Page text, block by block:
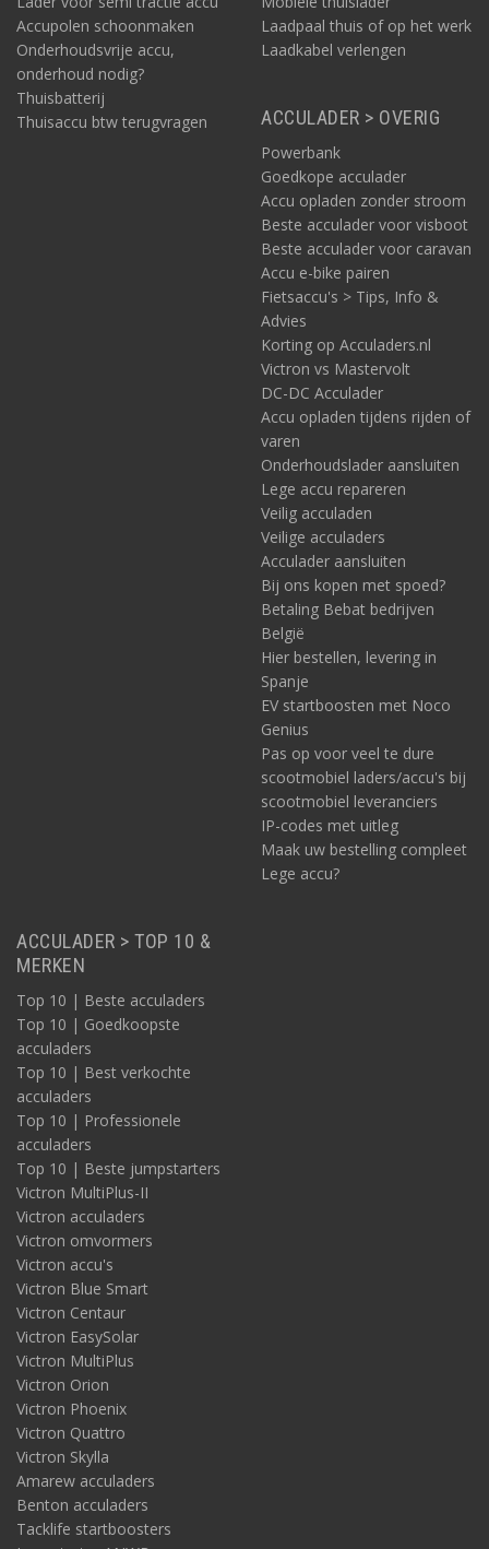
Accupolen schoonmaken
Onderhoudsvrije accu,
onderhoud nodig?
Thuisbatterij
Thuisaccu btw terugvragen
Laadpaal thuis of op het werk
Laadkabel verlengen
ACCULADER > OVERIG
Powerbank
Goedkope acculader
Accu opladen zonder stroom
Beste acculader voor visboot
Beste acculader voor caravan
Accu e-bike pairen
Fietsaccu's > Tips, Info &
Advies
Korting op Acculaders.nl
Victron vs Mastervolt
DC-DC Acculader
Accu opladen tijdens rijden of
varen
Onderhoudslader aansluiten
Lege accu repareren
Veilig acculaden
Veilige acculaders
Acculader aansluiten
Bij ons kopen met spoed?
Betaling Bebat bedrijven
België
Hier bestellen, levering in
Spanje
EV startboosten met Noco
Genius
Pas op voor veel te dure
scootmobiel laders/accu's bij
scootmobiel leveranciers
IP-codes met uitleg
Maak uw bestelling compleet
Lege accu?
ACCULADER > TOP 10 &
MERKEN
Top 10 | Beste acculaders
Top 10 | Goedkoopste
acculaders
Top 10 | Best verkochte
acculaders
Top 10 | Professionele
acculaders
Top 10 | Beste jumpstarters
Victron MultiPlus-II
Victron acculaders
Victron omvormers
Victron accu's
Victron Blue Smart
Victron Centaur
Victron EasySolar
Victron MultiPlus
Victron Orion
Victron Phoenix
Victron Quattro
Victron Skylla
Amarew acculaders
Benton acculaders
Tacklife startboosters